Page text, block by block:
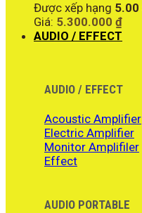
Được xếp hạng 5.00
Giá: 5.300.000 ₫
AUDIO / EFFECT
AUDIO / EFFECT
Acoustic Amplifier
Electric Amplifier
Monitor Amplifiler
Effect
AUDIO PORTABLE